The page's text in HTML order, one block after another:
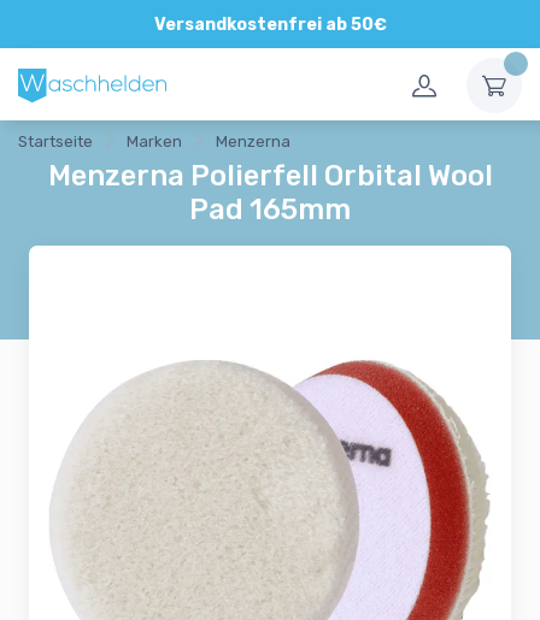
Versandkostenfrei ab 50€
Startseite Marken Menzerna
Menzerna Polierfell Orbital Wool
Pad 165mm